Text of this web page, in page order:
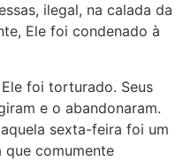
ilegal, na calada da
Ele foi condenado à
foi torturado. Seus
e o abandonaram.
sexta-feira foi um
comumente